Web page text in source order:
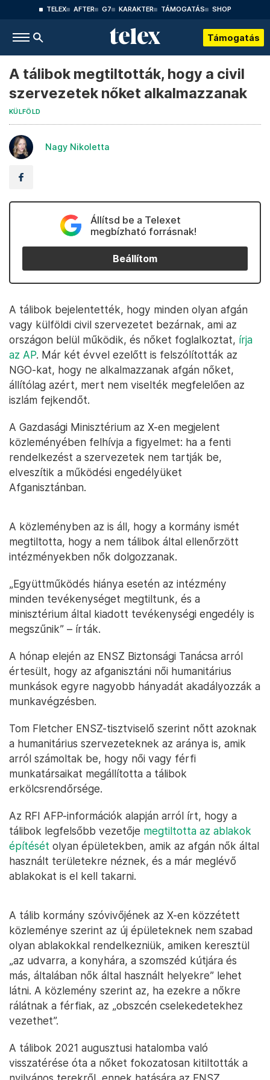
TELEX AFTER G7 KARAKTER TÁMOGATÁS SHOP
Támogatás
A tálibok megtiltották, hogy a civil
szervezetek nőket alkalmazzanak
KÜLFÖLD
Nagy Nikoletta
Állítsd be a Telexet
megbízható forrásnak!
Beállítom
A tálibok bejelentették, hogy minden olyan afgán
vagy külföldi civil szervezetet bezárnak, ami az
országon belül működik, és nőket foglalkoztat, írja
az AP. Már két évvel ezelőtt is felszólították az
NGO-kat, hogy ne alkalmazzanak afgán nőket,
állítólag azért, mert nem viselték megfelelően az
iszlám fejkendőt.
A Gazdasági Minisztérium az X-en megjelent
közleményében felhívja a figyelmet: ha a fenti
rendelkezést a szervezetek nem tartják be,
elveszítik a működési engedélyüket
Afganisztánban.
A közleményben az is áll, hogy a kormány ismét
megtiltotta, hogy a nem tálibok által ellenőrzött
intézményekben nők dolgozzanak.
„Együttműködés hiánya esetén az intézmény
minden tevékenységet megtiltunk, és a
minisztérium által kiadott tevékenységi engedély is
megszűnik” – írták.
A hónap elején az ENSZ Biztonsági Tanácsa arról
értesült, hogy az afganisztáni női humanitárius
munkások egyre nagyobb hányadát akadályozzák a
munkavégzésben.
Tom Fletcher ENSZ-tisztviselő szerint nőtt azoknak
a humanitárius szervezeteknek az aránya is, amik
arról számoltak be, hogy női vagy férfi
munkatársaikat megállította a tálibok
erkölcsrendőrsége.
Az RFI AFP-információk alapján arról írt, hogy a
tálibok legfelsőbb vezetője megtiltotta az ablakok
építését olyan épületekben, amik az afgán nők által
használt területekre néznek, és a már meglévő
ablakokat is el kell takarni.
A tálib kormány szóvivőjének az X-en közzétett
közleménye szerint az új épületeknek nem szabad
olyan ablakokkal rendelkezniük, amiken keresztül
„az udvarra, a konyhára, a szomszéd kútjára és
más, általában nők által használt helyekre” lehet
látni. A közlemény szerint az, ha ezekre a nőkre
rálátnak a férfiak, az „obszcén cselekedetekhez
vezethet”.
A tálibok 2021 augusztusi hatalomba való
visszatérése óta a nőket fokozatosan kitiltották a